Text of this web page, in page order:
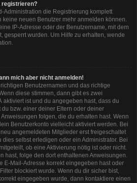
registrieren?
Administration die Registrierung komplett
keine neuen Benutzer mehr anmelden können.
IP-Adresse oder der Benutzername, mit dem
gesperrt wurden. Um Hilfe zu erhalten, wende
mich aber nicht anmelden!
Benutzernamen und das richtige
diese stimmen, dann gibt es zwei
aktiviert ist und du angegeben hast, dass du
du bzw. einer deiner Eltern oder deiner
folgen, die du erhalten hast. Wenn
Benutzerkonto vielleicht aktiviert werden. Bei
angemeldeten Mitglieder erst freigeschaltet
selbst erledigen oder ein Administrator. Bei
ob eine Aktivierung nötig ist oder nicht.
hast, folge den dort enthaltenen Anweisungen.
E-Mail-Adresse korrekt eingegeben hast oder
blockiert wurde. Wenn du dir sicher bist,
eingegeben wurde, dann kontaktiere einen